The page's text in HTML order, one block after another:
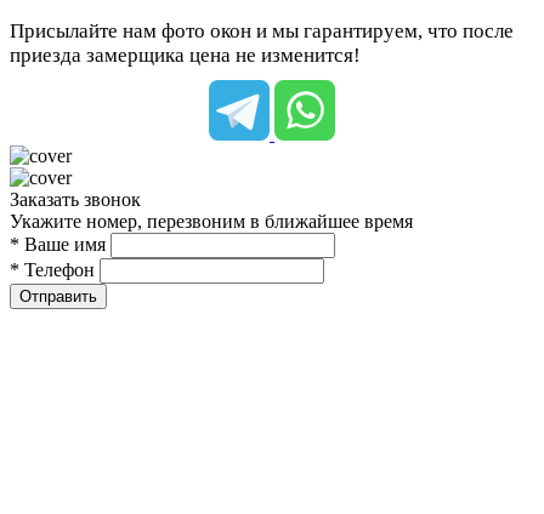
Присылайте нам фото окон и мы гарантируем, что после
приезда замерщика цена не изменится!
Заказать звонок
Укажите номер, перезвоним в ближайшее время
* Ваше имя
* Телефон
Отправить